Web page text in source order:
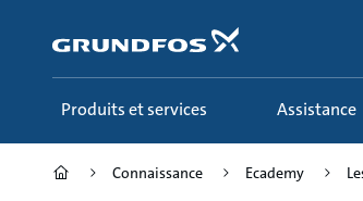
principal
Produits et services Assistance
Connaissance Ecademy